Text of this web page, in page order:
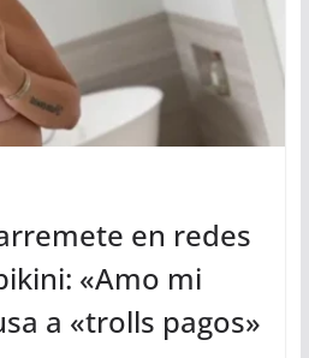
en redes
«Amo mi
a «trolls pagos»